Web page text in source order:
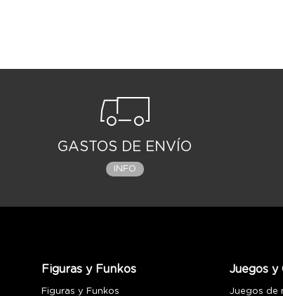
GASTOS DE ENVÍO
INFO
Figuras y Funkos
Figuras y Funkos
Juegos y
Juegos de